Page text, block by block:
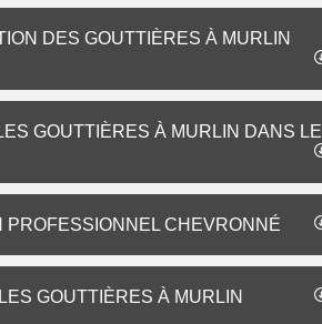
DES GOUTTIÈRES À MURLIN
GOUTTIÈRES À MURLIN DANS LE
CHEVRONNÉ
GOUTTIÈRES À MURLIN